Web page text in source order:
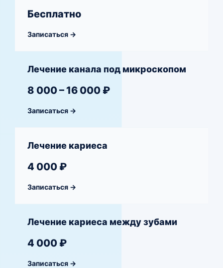
Бесплатно
Записаться →
Лечение канала под микроскопом
8 000 – 16 000 ₽
Записаться →
Лечение кариеса
4 000 ₽
Записаться →
Лечение кариеса между зубами
4 000 ₽
Записаться →